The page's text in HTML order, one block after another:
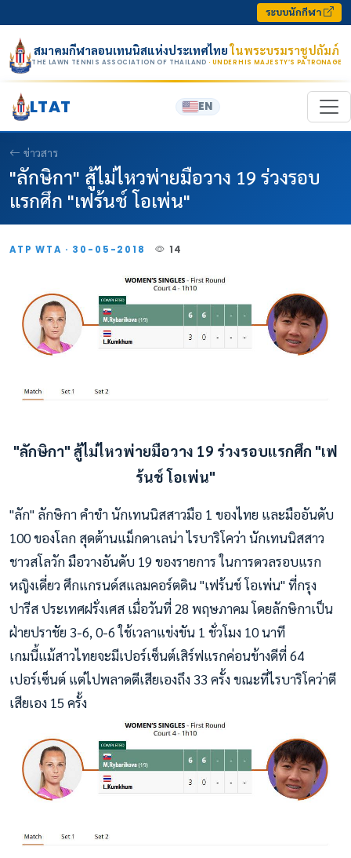
ระบบนักกีฬา
สมาคมกีฬาลอนเทนนิสแห่งประเทศไทยในพระบรมราชูปถัมภ์
THE LAWN TENNIS ASSOCIATION OF THAILAND · UNDER HIS MAJESTY’S PATRONAGE
LTAT EN
ข่าวสาร
"ลักษิกา" สู้ไม่ไหวพ่ายมือวาง 19 ร่วงรอบ
แรกศึก "เฟร้นช์ โอเพ่น"
ATP WTA · 30-05-2018 14
"ลักษิกา" สู้ไม่ไหวพ่ายมือวาง 19 ร่วงรอบแรกศึก "เฟ
ร้นช์ โอเพ่น"
"ลัก" ลักษิกา คำขำ นักเทนนิสสาวมือ 1 ของไทย และมืออันดับ
100 ของโลก สุดต้านแม็กดาเลน่า ไรบาริโคว่า นักเทนนิสสาว
ชาวสโลวัก มือวางอันดับ 19 ของรายการ ในการดวลรอบแรก
หญิงเดี่ยว ศึกแกรนด์สแลมคอร์ตดิน "เฟร้นช์ โอเพ่น" ที่กรุง
ปารีส ประเทศฝรั่งเศส เมื่อวันที่ 28 พฤษภาคม โดยลักษิกาเป็น
ฝ่ายปราชัย 3-6, 0-6 ใช้เวลาแข่งขัน 1 ชั่วโมง 10 นาที
เกมนี้แม้สาวไทยจะมีเปอร์เซ็นต์เสิร์ฟแรกค่อนข้างดีที่ 64
เปอร์เซ็นต์ แต่ไปพลาดตีเสียเองถึง 33 ครั้ง ขณะที่ไรบาริโคว่าตี
เสียเอง 15 ครั้ง